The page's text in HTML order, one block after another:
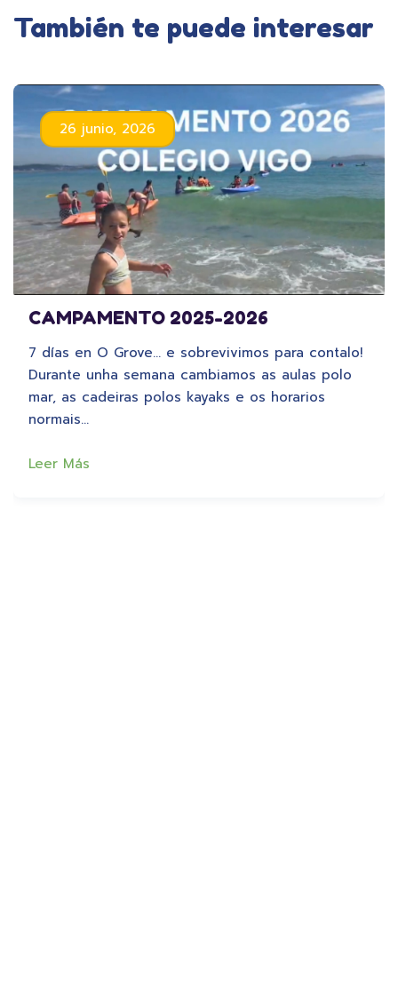
También te puede interesar
26 junio, 2026
CAMPAMENTO 2025-2026
7 días en O Grove… e sobrevivimos para contalo!
Durante unha semana cambiamos as aulas polo
mar, as cadeiras polos kayaks e os horarios
normais…
Leer Más